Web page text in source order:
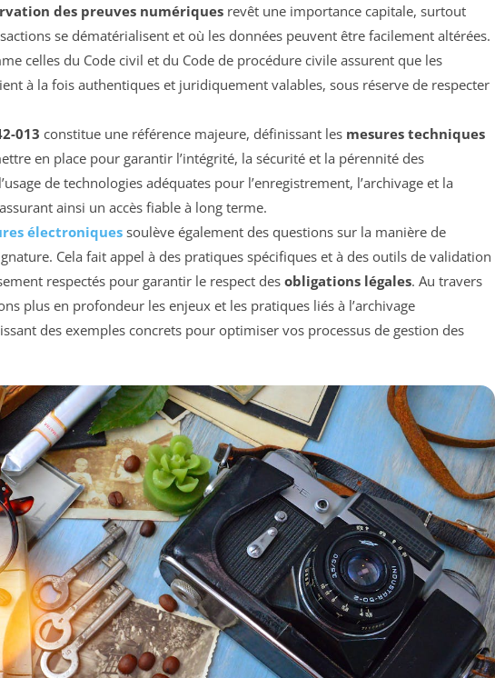
des preuves numériques revêt une importance capitale, surtout
se dématérialisent et où les données peuvent être facilement altérées.
celles du Code civil et du Code de procédure civile assurent que les
à la fois authentiques et juridiquement valables, sous réserve de respecter
013 constitue une référence majeure, définissant les mesures techniques
en place pour garantir l’intégrité, la sécurité et la pérennité des
de technologies adéquates pour l’enregistrement, l’archivage et la
ainsi un accès fiable à long terme.
électroniquessoulève également des questions sur la manière de
Cela fait appel à des pratiques spécifiques et à des outils de validation
respectés pour garantir le respect des obligations légales. Au travers
plus en profondeur les enjeux et les pratiques liés à l’archivage
des exemples concrets pour optimiser vos processus de gestion des